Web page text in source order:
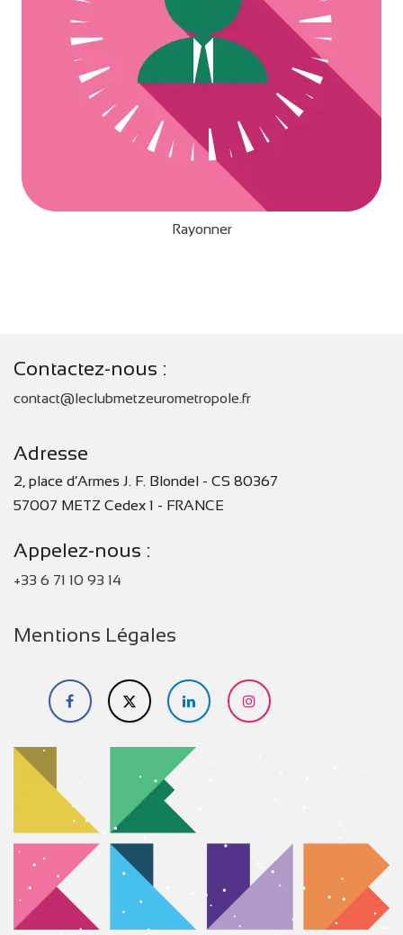
Rayonner
Contactez-nous :
contact@leclubmetzeurometropole.fr
Adresse
2, place d’Armes J. F. Blondel - CS 80367
57007 METZ Cedex 1 - FRANCE
Appelez-nous :
+33 6 71 10 93 14
Mentions Légales